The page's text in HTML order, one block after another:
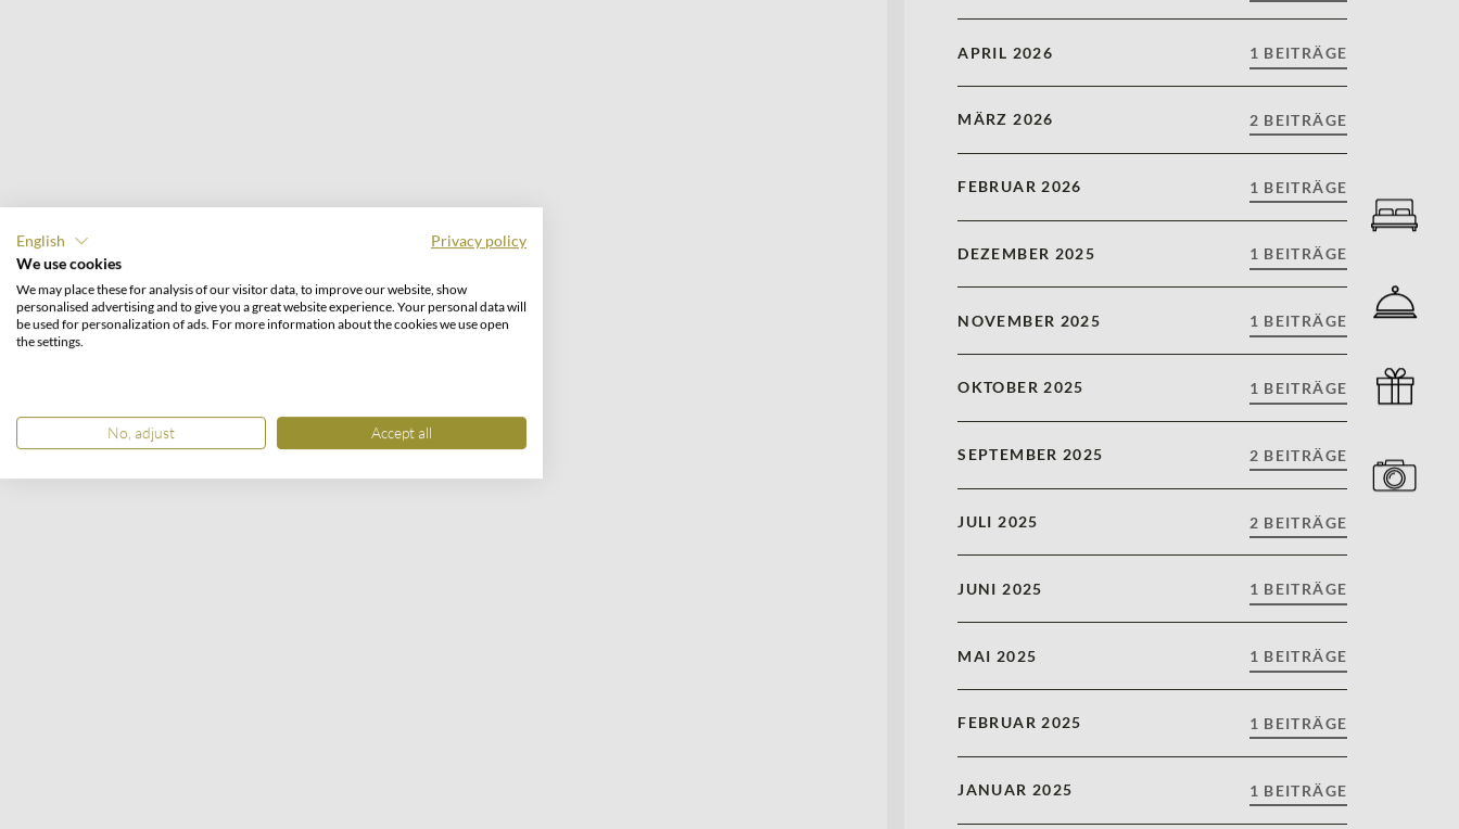
APRIL 2026 1 BEITRÄGE
MÄRZ 2026 2 BEITRÄGE
FEBRUAR 2026 1 BEITRÄGE
DEZEMBER 2025 1 BEITRÄGE
NOVEMBER 2025 1 BEITRÄGE
OKTOBER 2025 1 BEITRÄGE
SEPTEMBER 2025 2 BEITRÄGE
JULI 2025 2 BEITRÄGE
JUNI 2025 1 BEITRÄGE
MAI 2025 1 BEITRÄGE
FEBRUAR 2025 1 BEITRÄGE
JANUAR 2025 1 BEITRÄGE
English
Privacy policy
We use cookies
We may place these for analysis of our visitor data, to improve our website, show
personalised advertising and to give you a great website experience. Your personal data will
be used for personalization of ads. For more information about the cookies we use open
the settings.
No, adjust Accept all